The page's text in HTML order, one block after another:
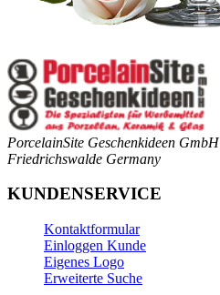
PorcelainSite Geschenkideen GmbH
Friedrichswalde Germany
KUNDENSERVICE
Kontaktformular
Einloggen Kunde
Eigenes Logo
Erweiterte Suche